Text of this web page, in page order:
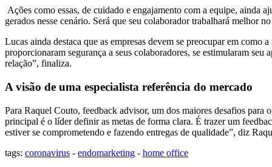
Ações como essas, de cuidado e engajamento com a equipe, ainda
gerados nesse cenário. Será que seu colaborador trabalhará melhor
Lucas ainda destaca que as empresas devem se preocupar em como
proporcionaram segurança a seus colaboradores, se estimularam
relação”, finaliza.
A visão de uma especialista referência do mercado
Para Raquel Couto, feedback advisor, um dos maiores desafios para
principal é o líder definir as metas de forma clara. É trazer um
estiver se comprometendo e fazendo entregas de qualidade”, diz
tags: coronavirus - endomarketing - home office